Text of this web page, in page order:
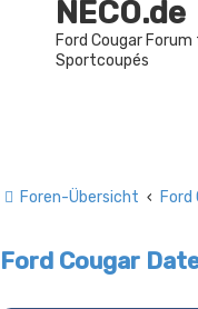
NECO.de
Ford Cougar
Sportcoupés
Foren-Übersicht Ford
Ford Cougar